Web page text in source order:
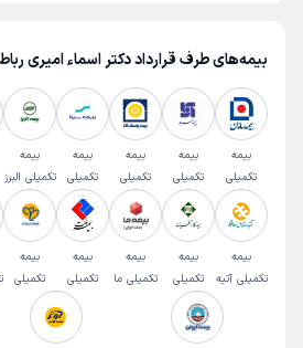
بیمه‌های طرف قرارداد دکتر اسماء امیری رباط
بیمه
تکمیلی
سامان
بیمه
تکمیلی
سرمد
بیمه
تکمیلی
پاسارگاد
بیمه
تکمیلی
سینا
بیمه
تکمیلی البرز
بیمه
تکمیلی آتیه
بیمه
تکمیلی
کارآفرین
بیمه
تکمیلی ما
بیمه
تکمیلی
ملت
بیمه
تکمیلی
پارسیان